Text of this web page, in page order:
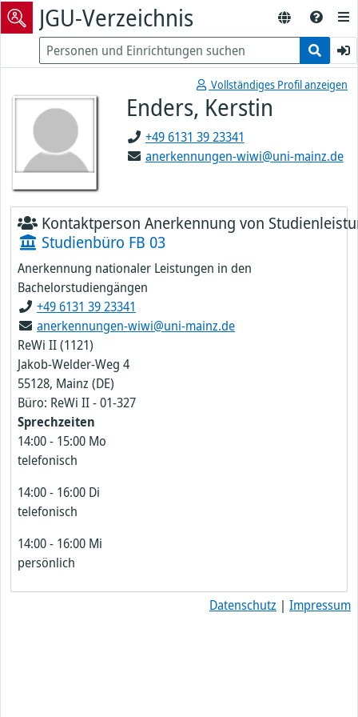
JGU-Verzeichnis
Vollständiges Profil anzeigen
Enders, Kerstin
+49 6131 39 23341
anerkennungen-wiwi@uni-mainz.de
Kontaktperson Anerkennung von
Studienbüro FB 03
Anerkennung nationaler Leistungen in den
Bachelorstudiengängen
+49 6131 39 23341
anerkennungen-wiwi@uni-mainz.de
ReWi II (1121)
Jakob-Welder-Weg 4
55128, Mainz (DE)
Büro: ReWi II - 01-327
Sprechzeiten
14:00- 15:00 Mo
telefonisch
14:00- 16:00 Di
telefonisch
14:00- 16:00 Mi
persönlich
Datenschutz | Impressum